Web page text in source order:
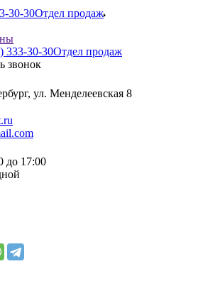
30-30Отдел продаж
333-30-30Отдел продаж
звонок
ул. Менделеевская 8
до 17:00